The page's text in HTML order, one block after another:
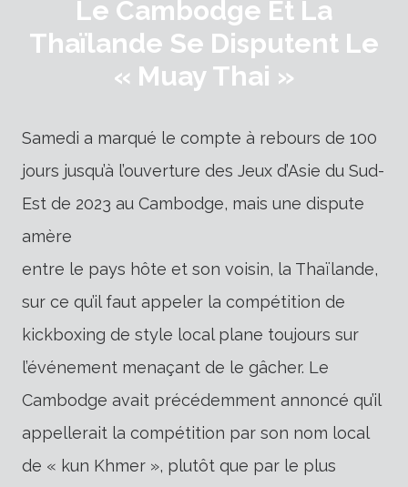
Le Cambodge Et La
Thaïlande Se Disputent Le
« Muay Thai »
Samedi a marqué le compte à rebours de 100
jours jusqu’à l’ouverture des Jeux d’Asie du Sud-
Est de 2023 au Cambodge, mais une dispute
amère
entre le pays hôte et son voisin, la Thaïlande,
sur ce qu’il faut appeler la compétition de
kickboxing de style local plane toujours sur
l’événement menaçant de le gâcher. Le
Cambodge avait précédemment annoncé qu’il
appellerait la compétition par son nom local
de « kun Khmer », plutôt que par le plus